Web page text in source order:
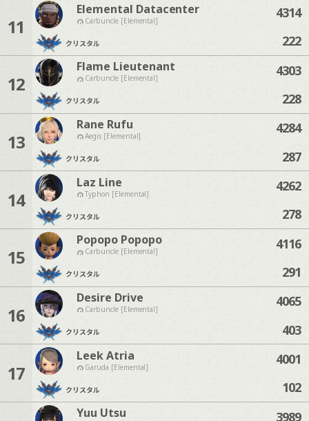
11
Elemental Datacenter
Carbuncle [Elemental]
クリスタル
4314
222
12
Flame Lieutenant
Carbuncle [Elemental]
クリスタル
4303
228
13
Rane Rufu
Aegis [Elemental]
クリスタル
4284
287
14
Laz Line
Typhon [Elemental]
クリスタル
4262
278
15
Popopo Popopo
Carbuncle [Elemental]
クリスタル
4116
291
16
Desire Drive
Carbuncle [Elemental]
クリスタル
4065
403
17
Leek Atria
Garuda [Elemental]
クリスタル
4001
102
Yuu Utsu
3989